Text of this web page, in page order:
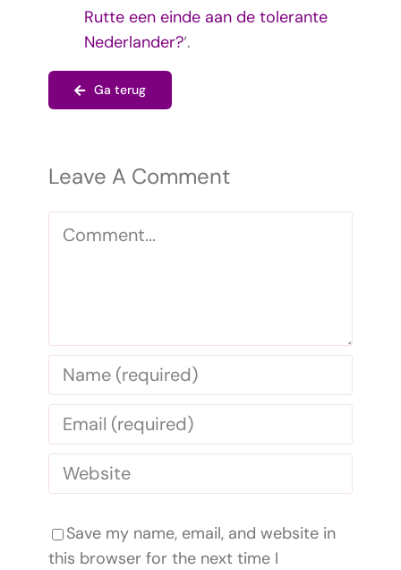
Rutte een einde aan de tolerante
Nederlander?‘.
Ga terug
Leave A Comment
Comment
Save my name, email, and website in
this browser for the next time I